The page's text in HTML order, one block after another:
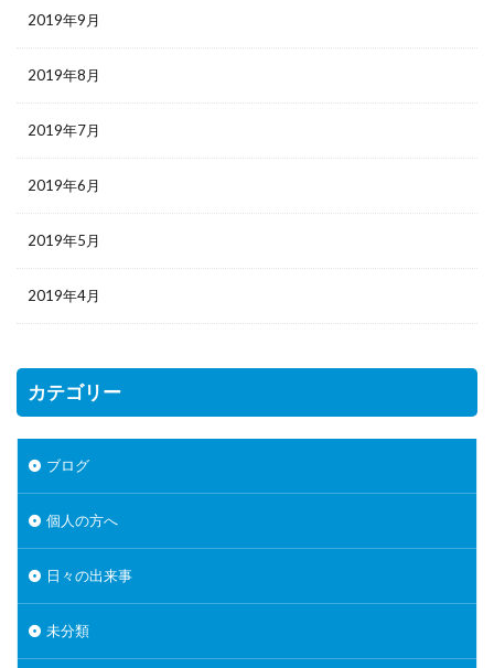
2019年9月
2019年8月
2019年7月
2019年6月
2019年5月
2019年4月
カテゴリー
ブログ
個人の方へ
日々の出来事
未分類